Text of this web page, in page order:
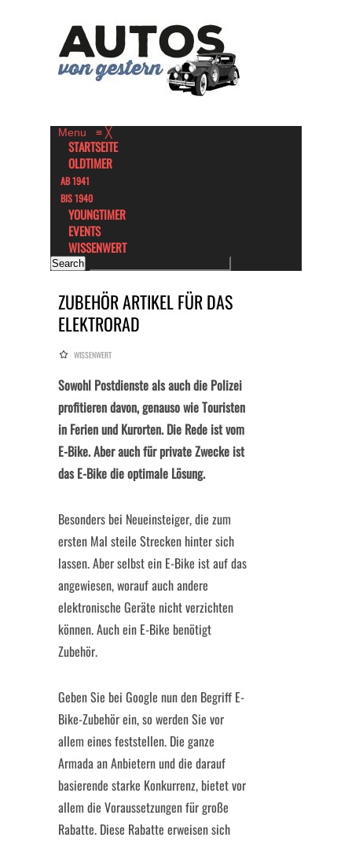
Menu ≡ ╳
STARTSEITE
OLDTIMER
AB 1941
BIS 1940
YOUNGTIMER
EVENTS
WISSENWERT
ZUBEHÖR ARTIKEL FÜR DAS
ELEKTRORAD
WISSENWERT
Sowohl Postdienste als auch die Polizei
profitieren davon, genauso wie Touristen
in Ferien und Kurorten. Die Rede ist vom
E-Bike. Aber auch für private Zwecke ist
das E-Bike die optimale Lösung.
Besonders bei Neueinsteiger, die zum
ersten Mal steile Strecken hinter sich
lassen. Aber selbst ein E-Bike ist auf das
angewiesen, worauf auch andere
elektronische Geräte nicht verzichten
können. Auch ein E-Bike benötigt
Zubehör.
Geben Sie bei Google nun den Begriff E-
Bike-Zubehör ein, so werden Sie vor
allem eines feststellen. Die ganze
Armada an Anbietern und die darauf
basierende starke Konkurrenz, bietet vor
allem die Voraussetzungen für große
Rabatte. Diese Rabatte erweisen sich